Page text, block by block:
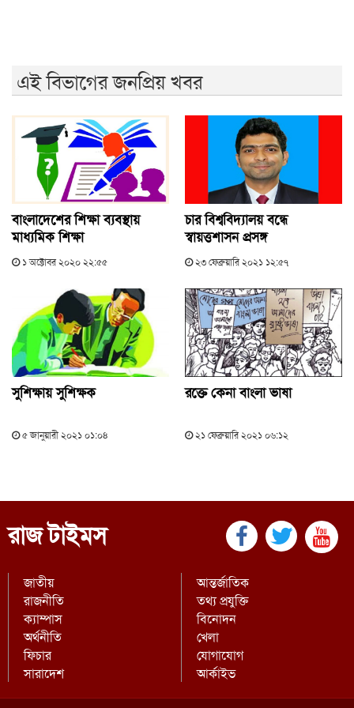
এই বিভাগের জনপ্রিয় খবর
বাংলাদেশের শিক্ষা ব্যবস্থায়
মাধ্যমিক শিক্ষা
১ অক্টোবর ২০২০ ২২:৫৫
চার বিশ্ববিদ্যালয় বন্ধে
স্বায়ত্তশাসন প্রসঙ্গ
২৩ ফেব্রুয়ারি ২০২১ ১২:৫৭
সুশিক্ষায় সুশিক্ষক
৫ জানুয়ারী ২০২১ ০১:০৪
রক্তে কেনা বাংলা ভাষা
২১ ফেব্রুয়ারি ২০২১ ০৬:১২
রাজ টাইমস
জাতীয়
রাজনীতি
আন্তর্জাতিক
তথ্য প্রযুক্তি
ক্যাম্পাস
অর্থনীতি
বিনোদন
খেলা
ফিচার
সারাদেশ
যোগাযোগ
আর্কাইভ